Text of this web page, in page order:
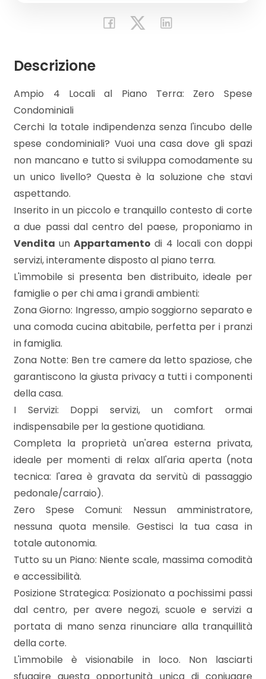
Descrizione
Ampio 4 Locali al Piano Terra: Zero Spese
Condominiali
Cerchi la totale indipendenza senza l'incubo delle
spese condominiali? Vuoi una casa dove gli spazi
non mancano e tutto si sviluppa comodamente su
un unico livello? Questa è la soluzione che stavi
aspettando.
Inserito in un piccolo e tranquillo contesto di corte
a due passi dal centro del paese, proponiamo in
Vendita unAppartamento di 4 locali con doppi
servizi, interamente disposto al piano terra.
L'immobile si presenta ben distribuito, ideale per
famiglie o per chi ama i grandi ambienti:
Zona Giorno: Ingresso, ampio soggiorno separato e
una comoda cucina abitabile, perfetta per i pranzi
in famiglia.
Zona Notte: Ben tre camere da letto spaziose, che
garantiscono la giusta privacy a tutti i componenti
della casa.
I Servizi: Doppi servizi, un comfort ormai
indispensabile per la gestione quotidiana.
Completa la proprietà un'area esterna privata,
ideale per momenti di relax all'aria aperta (nota
tecnica: l'area è gravata da servitù di passaggio
pedonale/carraio).
Zero Spese Comuni: Nessun amministratore,
nessuna quota mensile. Gestisci la tua casa in
totale autonomia.
Tutto su un Piano: Niente scale, massima comodità
e accessibilità.
Posizione Strategica: Posizionato a pochissimi passi
dal centro, per avere negozi, scuole e servizi a
portata di mano senza rinunciare alla tranquillità
della corte.
L'immobile è visionabile in loco. Non lasciarti
mq
Locali
minimi
Qualsiasi
1
2
3
4
5
Bagni
minimi
Qualsiasi
1